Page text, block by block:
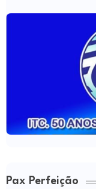
Pax Perfeição